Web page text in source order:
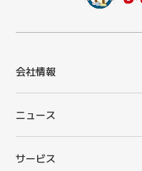
会社情報
ニュース
サービス